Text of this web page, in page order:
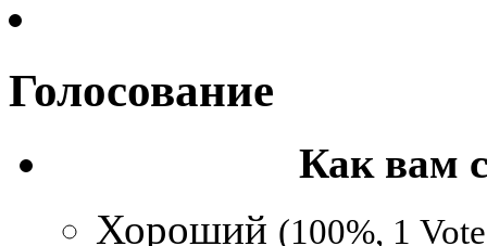
Голосование
Как вам
Хороший (100%, 1